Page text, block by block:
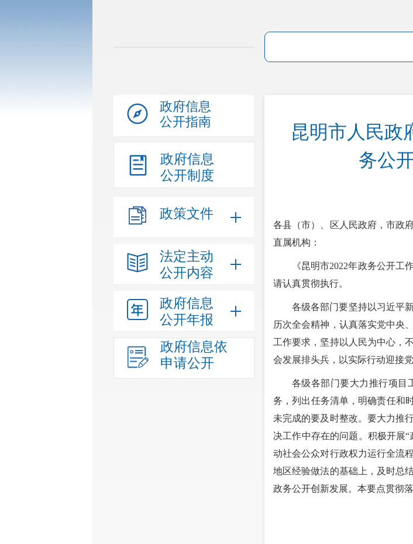
政府信息
公开指南
政府信息
公开制度
政策文件
法定主动
公开内容
政府信息
公开年报
政府信息依
申请公开
昆明市人民政
务公
各县（市）、区人民政府，市政
直属机构：
《昆明市2022年政务公开
请认真贯彻执行。
各级各部门要坚持以习近平
历次全会精神，认真落实党中央
工作要求，坚持以人民为中心，
会发展排头兵，以实际行动迎接
各级各部门要大力推行项目
务，列出任务清单，明确责任和
未完成的要及时整改。要大力推
决工作中存在的问题。积极开展
动社会公众对行政权力运行全流
地区经验做法的基础上，及时总
政务公开创新发展。本要点贯彻